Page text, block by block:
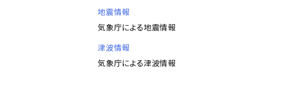
地震情報
気象庁による地震情報
津波情報
気象庁による津波情報